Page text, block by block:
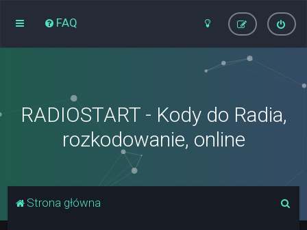
FAQ
RADIOSTART - Kody do Radia,
rozkodowanie, online
Strona główna